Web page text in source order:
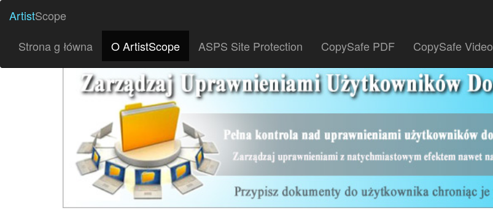
ArtistScope
Strona g łówna
O ArtistScope ASPS Site Protection CopySafe PDF CopySafe Video